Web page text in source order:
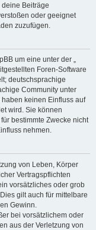
Beiträge
oder geeignet
zuzufügen.
um eine unter der „
Foren-Software
deutschsprachige
Community unter
keinen Einfluss auf
wird. Sie können
bestimmte Zwecke nicht
nehmen.
von Leben, Körper
Vertragspflichten
vorsätzliches oder grob
gilt auch für mittelbare
Gewinn.
bei vorsätzlichem oder
aus der Verletzung von